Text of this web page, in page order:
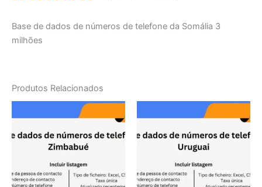
Base de dados de números de telefone da Somália 3
milhões
Produtos Relacionados